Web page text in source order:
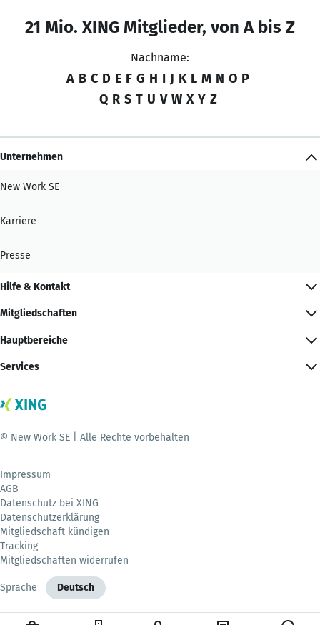
21 Mio. XING Mitglieder, von A bis Z
Nachname:
A B C D E F G H I J K L M N O P
Q R S T U V W X Y Z
Unternehmen
New Work SE
Karriere
Presse
Hilfe & Kontakt
Mitgliedschaften
Hauptbereiche
Services
© New Work SE | Alle Rechte vorbehalten
Impressum
AGB
Datenschutz bei XING
Datenschutzerklärung
Mitgliedschaft kündigen
Tracking
Mitgliedschaften widerrufen
Sprache Deutsch